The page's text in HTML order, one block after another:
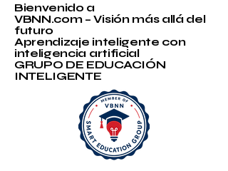
Bienvenido a
VBNN.com – Visión más allá del
futuro
Aprendizaje inteligente con
inteligencia artificial
GRUPO DE EDUCACIÓN
INTELIGENTE